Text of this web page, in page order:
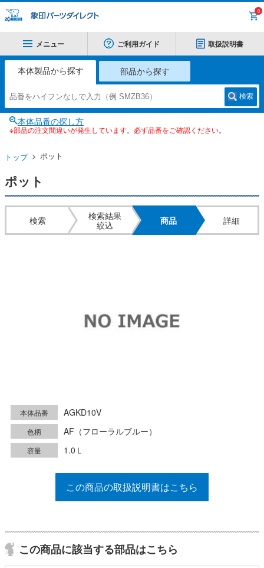
0
メニュー ご利用ガイド 取扱説明書
本体製品から探す 部品から探す
検索
本体品番の探し方
※部品の注文間違いが発生しています。必ず品番をご確認ください。
トップ ポット
ポット
検索
検索結果
絞込
商品 詳細
本体品番 AGKD10V
色柄 AF（フローラルブルー）
容量 1.0Ｌ
この商品の取扱説明書はこちら
この商品に該当する部品はこちら